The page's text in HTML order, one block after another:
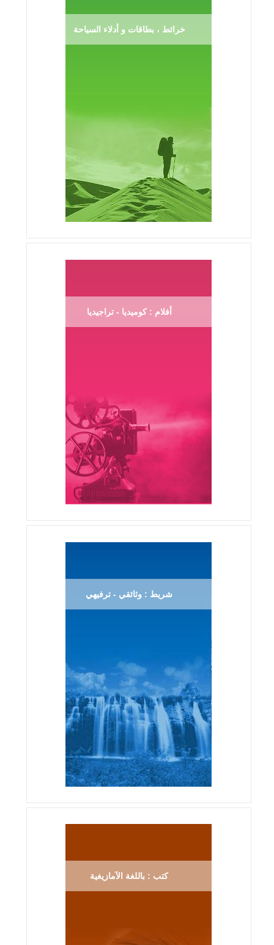
خرائط ، بطاقات و أدلاء السياحة
أفلام : كوميديا - تراجيديا
شريط : وثائقي - ترفيهي
كتب : باللغة الآمازيغية